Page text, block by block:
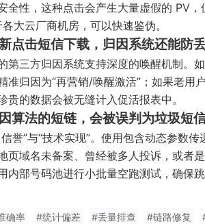
全性，这种点击会产生大量虚假的 PV
大云厂商机房，可以快速鉴伪。
点击短信下载，归因系统还能防
第三方归因系统支持深度的唤醒机制。
准归因为“再营销/唤醒激活”；如果老
贵的数据会被无缝计入促活报表中。
算法的短链，会被误判为垃圾短
誉”与“技术实现”。使用包含动态参数
页域名未备案、曾经被多人投诉，或者
内部号码池进行小批量空跑测试，确保
确率 #统计偏差 #丢量排查 #链路修复